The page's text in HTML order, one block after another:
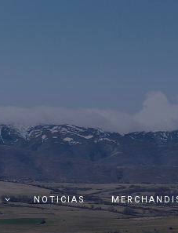
NOTICIAS